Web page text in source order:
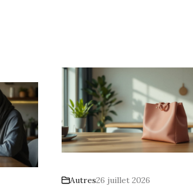
Autres26 juillet 2026